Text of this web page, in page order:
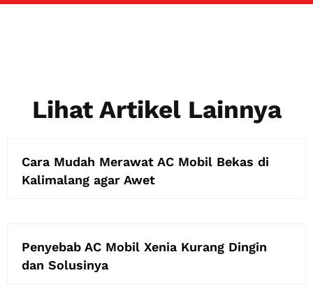
Lihat Artikel Lainnya
Cara Mudah Merawat AC Mobil Bekas di
Kalimalang agar Awet
Penyebab AC Mobil Xenia Kurang Dingin
dan Solusinya